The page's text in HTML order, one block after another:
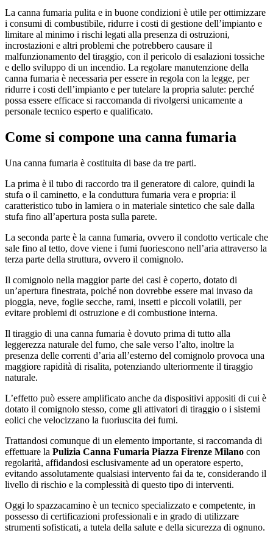
La canna fumaria pulita e in buone condizioni è utile per ottimizzare
i consumi di combustibile, ridurre i costi di gestione dell’impianto e
limitare al minimo i rischi legati alla presenza di ostruzioni,
incrostazioni e altri problemi che potrebbero causare il
malfunzionamento del tiraggio, con il pericolo di esalazioni tossiche
e dello sviluppo di un incendio. La regolare manutenzione della
canna fumaria è necessaria per essere in regola con la legge, per
ridurre i costi dell’impianto e per tutelare la propria salute: perché
possa essere efficace si raccomanda di rivolgersi unicamente a
personale tecnico esperto e qualificato.
Come si compone una canna fumaria
Una canna fumaria è costituita di base da tre parti.
La prima è il tubo di raccordo tra il generatore di calore, quindi la
stufa o il caminetto, e la conduttura fumaria vera e propria: il
caratteristico tubo in lamiera o in materiale sintetico che sale dalla
stufa fino all’apertura posta sulla parete.
La seconda parte è la canna fumaria, ovvero il condotto verticale che
sale fino al tetto, dove viene i fumi fuoriescono nell’aria attraverso la
terza parte della struttura, ovvero il comignolo.
Il comignolo nella maggior parte dei casi è coperto, dotato di
un’apertura finestrata, poiché non dovrebbe essere mai invaso da
pioggia, neve, foglie secche, rami, insetti e piccoli volatili, per
evitare problemi di ostruzione e di combustione interna.
Il tiraggio di una canna fumaria è dovuto prima di tutto alla
leggerezza naturale del fumo, che sale verso l’alto, inoltre la
presenza delle correnti d’aria all’esterno del comignolo provoca una
maggiore rapidità di risalita, potenziando ulteriormente il tiraggio
naturale.
L’effetto può essere amplificato anche da dispositivi appositi di cui è
dotato il comignolo stesso, come gli attivatori di tiraggio o i sistemi
eolici che velocizzano la fuoriuscita dei fumi.
Trattandosi comunque di un elemento importante, si raccomanda di
effettuare la Pulizia Canna Fumaria Piazza Firenze Milano con
regolarità, affidandosi esclusivamente ad un operatore esperto,
evitando assolutamente qualsiasi intervento fai da te, considerando il
livello di rischio e la complessità di questo tipo di interventi.
Oggi lo spazzacamino è un tecnico specializzato e competente, in
possesso di certificazioni professionali e in grado di utilizzare
strumenti sofisticati, a tutela della salute e della sicurezza di ognuno.